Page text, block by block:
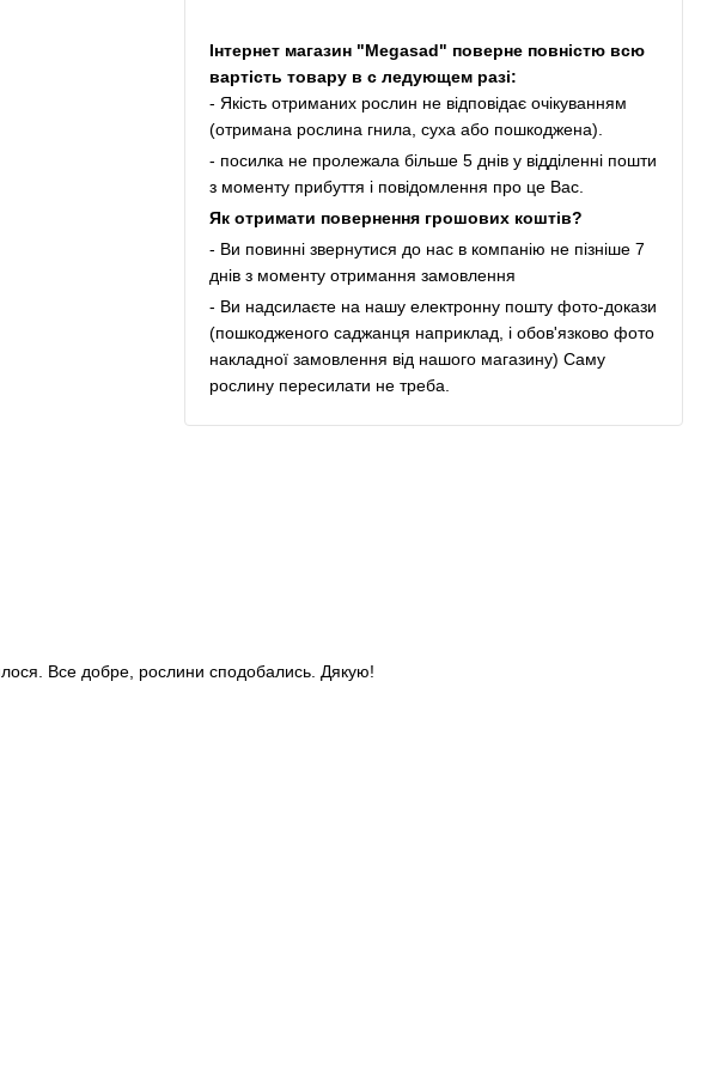
Інтернет магазин "Megasad" поверне повністю всю
вартість товару в с ледующем разі:
- Якість отриманих рослин не відповідає очікуванням
(отримана рослина гнила, суха або пошкоджена).
- посилка не пролежала більше 5 днів у відділенні пошти
з моменту прибуття і повідомлення про це Вас.
Як отримати повернення грошових коштів?
- Ви повинні звернутися до нас в компанію не пізніше 7
днів з моменту отримання замовлення
- Ви надсилаєте на нашу електронну пошту фото-докази
(пошкодженого саджанця наприклад, і обов'язково фото
накладної замовлення від нашого магазину) Саму
рослину пересилати не треба.
Все добре, рослини сподобались. Дякую!